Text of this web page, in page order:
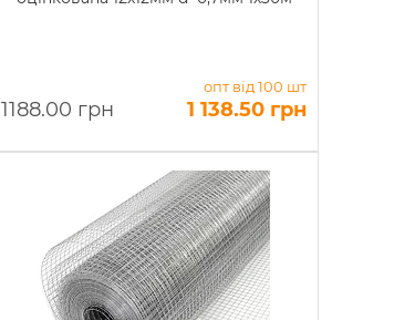
1188.00 грн
опт від 100 шт
1 138.50 грн